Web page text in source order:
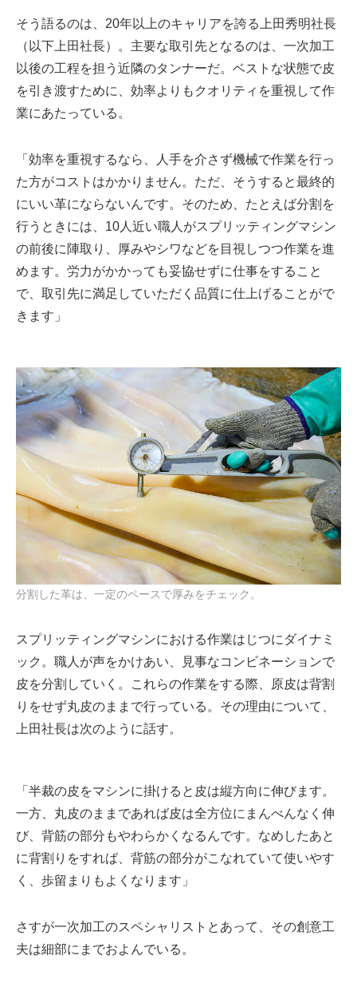
そう語るのは、20年以上のキャリアを誇る上田秀明社長
（以下上田社長）。主要な取引先となるのは、一次加工
以後の工程を担う近隣のタンナーだ。ベストな状態で皮
を引き渡すために、効率よりもクオリティを重視して作
業にあたっている。
「効率を重視するなら、人手を介さず機械で作業を行っ
た方がコストはかかりません。ただ、そうすると最終的
にいい革にならないんです。そのため、たとえば分割を
行うときには、10人近い職人がスプリッティングマシン
の前後に陣取り、厚みやシワなどを目視しつつ作業を進
めます。労力がかかっても妥協せずに仕事をすること
で、取引先に満足していただく品質に仕上げることがで
きます」
分割した革は、一定のペースで厚みをチェック。
スプリッティングマシンにおける作業はじつにダイナミ
ック。職人が声をかけあい、見事なコンビネーションで
皮を分割していく。これらの作業をする際、原皮は背割
りをせず丸皮のままで行っている。その理由について、
上田社長は次のように話す。
「半裁の皮をマシンに掛けると皮は縦方向に伸びます。
一方、丸皮のままであれば皮は全方位にまんべんなく伸
び、背筋の部分もやわらかくなるんです。なめしたあと
に背割りをすれば、背筋の部分がこなれていて使いやす
く、歩留まりもよくなります」
さすが一次加工のスペシャリストとあって、その創意工
夫は細部にまでおよんでいる。